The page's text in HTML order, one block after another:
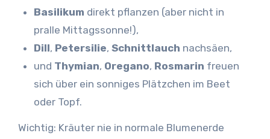
Basilikum direkt pflanzen (aber nicht in
pralle Mittagssonne!),
Dill, Petersilie, Schnittlauch nachsäen,
und Thymian, Oregano, Rosmarin freuen
sich über ein sonniges Plätzchen im Beet
oder Topf.
Wichtig: Kräuter nie in normale Blumenerde